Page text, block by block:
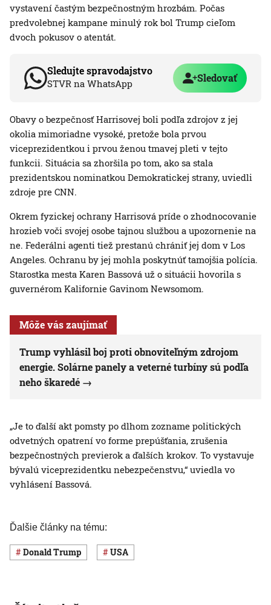
vystavení častým bezpečnostným hrozbám. Počas
predvolebnej kampane minulý rok bol Trump cieľom
dvoch pokusov o atentát.
Sledujte spravodajstvo
STVR na WhatsApp Sledovať
Obavy o bezpečnosť Harrisovej boli podľa zdrojov z jej
okolia mimoriadne vysoké, pretože bola prvou
viceprezidentkou i prvou ženou tmavej pleti v tejto
funkcii. Situácia sa zhoršila po tom, ako sa stala
prezidentskou nominatkou Demokratickej strany, uviedli
zdroje pre CNN.
Okrem fyzickej ochrany Harrisová príde o zhodnocovanie
hrozieb voči svojej osobe tajnou službou a upozornenie na
ne. Federálni agenti tiež prestanú chrániť jej dom v Los
Angeles. Ochranu by jej mohla poskytnúť tamojšia polícia.
Starostka mesta Karen Bassová už o situácii hovorila s
guvernérom Kalifornie Gavinom Newsomom.
Môže vás zaujímať
Trump vyhlásil boj proti obnoviteľným zdrojom
energie. Solárne panely a veterné turbíny sú podľa
neho škaredé
„Je to ďalší akt pomsty po dlhom zozname politických
odvetných opatrení vo forme prepúšťania, zrušenia
bezpečnostných previerok a ďalších krokov. To vystavuje
bývalú viceprezidentku nebezpečenstvu,“ uviedla vo
vyhlásení Bassová.
Ďalšie články na tému:
Donald Trump USA